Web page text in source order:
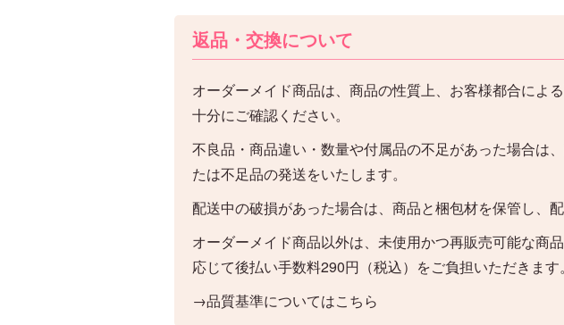
返品・交換について
オーダーメイド商品は、商品の性質上、お客様都合によ
十分にご確認ください。
不良品・商品違い・数量や付属品の不足があった場合は
たは不足品の発送をいたします。
配送中の破損があった場合は、商品と梱包材を保管し、
オーダーメイド商品以外は、未使用かつ再販売可能な商
応じて後払い手数料290円（税込）をご負担いただきます。
→品質基準についてはこちら